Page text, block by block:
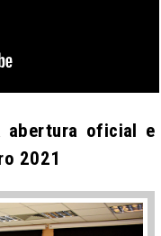
abertura oficial e
2021